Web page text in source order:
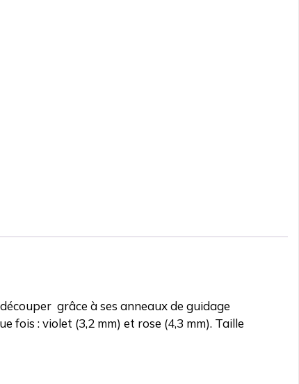
grâce à ses anneaux de guidage
fois : violet (3,2 mm) et rose (4,3 mm). Taille